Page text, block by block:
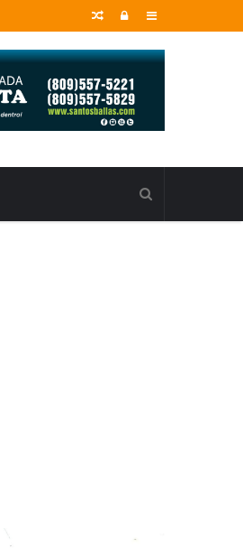
Sidebar
Entrar
Random